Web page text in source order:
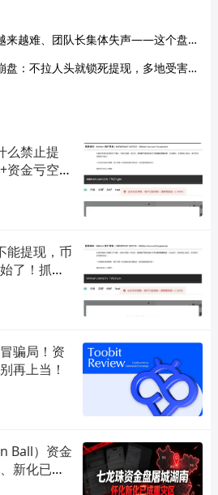
难、团队长集体失声——这个盘子到底怎么了？
不拉人头就锁死提现，多地受害者已报警！
么禁止提
资金亏空，
能提现，币
了！抓紧
骗局！资
再上当！
Ball）资金
新化已成